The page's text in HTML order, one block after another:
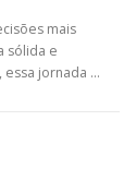
mais
sólida e
essa jornada …